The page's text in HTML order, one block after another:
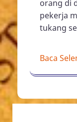
orang di
pekerja
tukang
Baca